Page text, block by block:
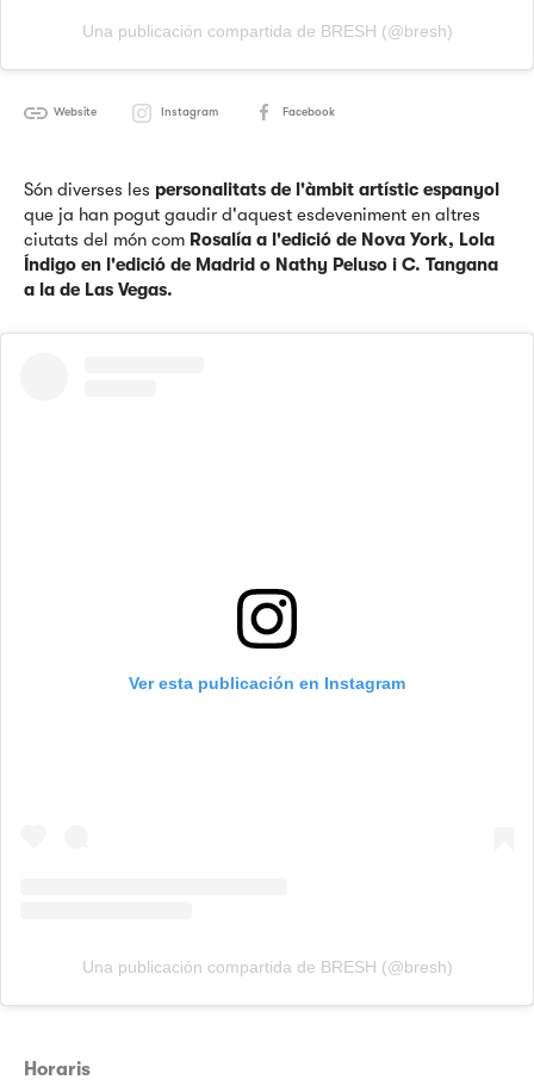
Una publicación compartida de BRESH (@bresh)
Website Instagram Facebook
Són diverses les personalitats de l'àmbit artístic espanyol
que ja han pogut gaudir d'aquest esdeveniment en altres
ciutats del món com Rosalía a l'edició de Nova York, Lola
Índigo en l'edició de Madrid o Nathy Peluso i C. Tangana
a la de Las Vegas.
Ver esta publicación en Instagram
Una publicación compartida de BRESH (@bresh)
Horaris